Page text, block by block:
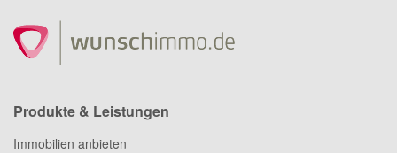
Produkte & Leistungen
Immobilien anbieten